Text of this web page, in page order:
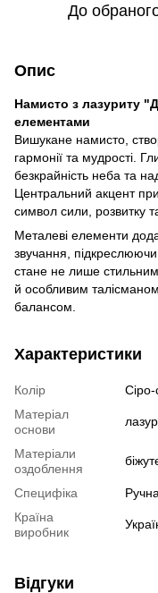
До
Опис
Намисто з лазуриту
елементами
Вишукане намисто,
гармонії та мудрості.
безкрайність неба та
Центральний акцент
символ сили, розвитку
Металеві елементи
звучання,
стане не лише
й особливим
балансом.
Характеристики
Колір
Сіро-
Матеріал
основи
Матеріали
оздоблення
Специфіка
Країна
виробник
Відгуки